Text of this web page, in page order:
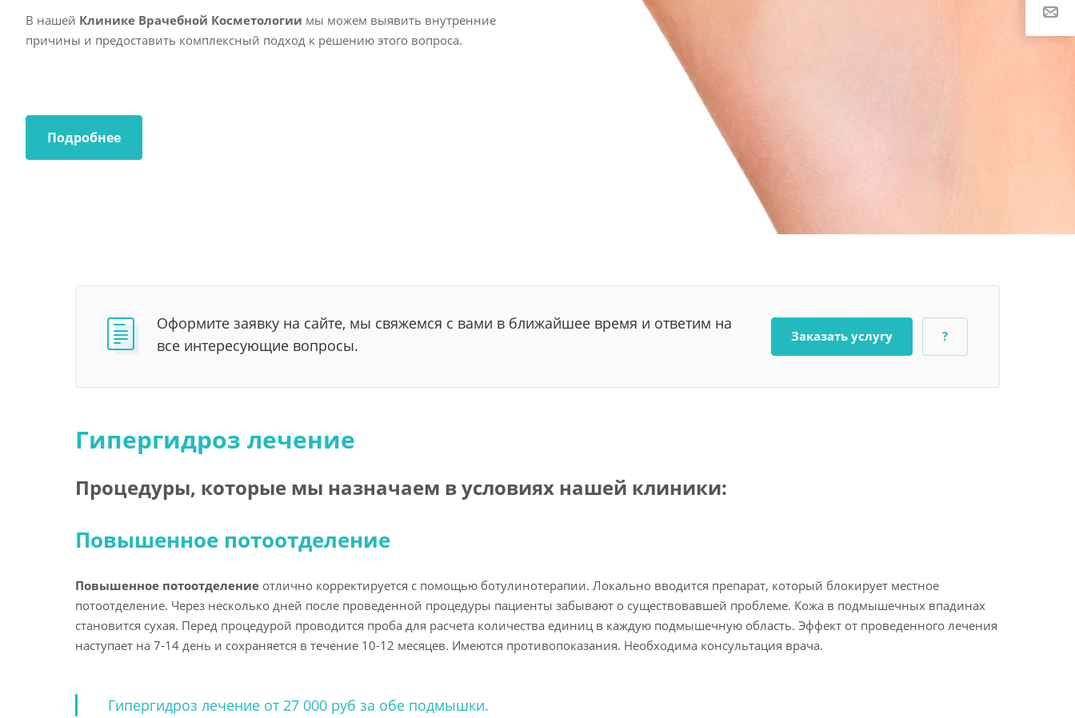
В нашей Клинике Врачебной Косметологии мы можем выявить внутренние
причины и предоставить комплексный подход к решению этого вопроса.
Подробнее
Оформите заявку на сайте, мы свяжемся с вами в ближайшее время и ответим на
все интересующие вопросы.
Заказать услугу ?
Гипергидроз лечение
Процедуры, которые мы назначаем в условиях нашей клиники:
Повышенное потоотделение
Повышенное потоотделение отлично корректируется с помощью ботулинотерапии. Локально вводится препарат, который блокирует местное
потоотделение. Через несколько дней после проведенной процедуры пациенты забывают о существовавшей проблеме. Кожа в подмышечных впадинах
становится сухая. Перед процедурой проводится проба для расчета количества единиц в каждую подмышечную область. Эффект от проведенного лечения
наступает на 7-14 день и сохраняется в течение 10-12 месяцев. Имеются противопоказания. Необходима консультация врача.
Гипергидроз лечение от 27 000 руб за обе подмышки.